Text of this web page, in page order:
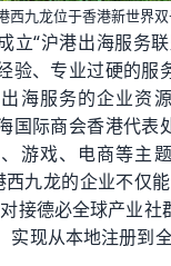
西九龙位于香港新世界双
立“沪港出海服务
验、专业过硬的服
海服务的企业资
国际商会香港代表
游戏、电商等主
九龙的企业不仅
接德必全球产业社
实现从本地注册到